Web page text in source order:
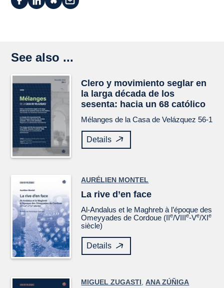
See also ...
Clero y movimiento seglar en
la larga década de los
sesenta: hacia un 68 católico
Mélanges de la Casa de Velázquez 56-1
Details
AURÉLIEN MONTEL
La rive d’en face
Al-Andalus et le Maghreb à l’époque des
Omeyyades de Cordoue (IIe/VIIIe-Ve/XIe
siècle)
Details
MIGUEL ZUGASTI ,ANA ZÚÑIGA